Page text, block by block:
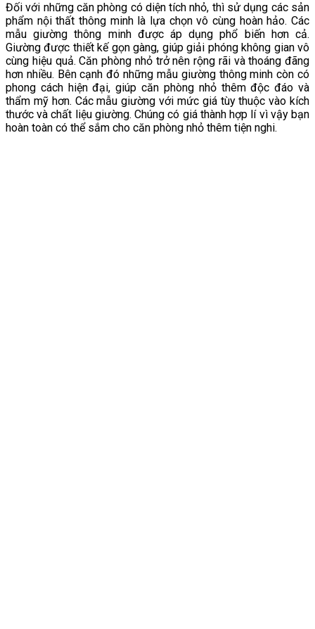
Đối với những căn phòng có diện tích nhỏ, thì sử dụng các sản
phẩm nội thất thông minh là lựa chọn vô cùng hoàn hảo. Các
mẫu giường thông minh được áp dụng phổ biến hơn cả.
Giường được thiết kế gọn gàng, giúp giải phóng không gian vô
cùng hiệu quả. Căn phòng nhỏ trở nên rộng rãi và thoáng đãng
hơn nhiều. Bên cạnh đó những mẫu giường thông minh còn có
phong cách hiện đại, giúp căn phòng nhỏ thêm độc đáo và
thẩm mỹ hơn. Các mẫu giường với mức giá tùy thuộc vào kích
thước và chất liệu giường. Chúng có giá thành hợp lí vì vậy bạn
hoàn toàn có thể sắm cho căn phòng nhỏ thêm tiện nghi.